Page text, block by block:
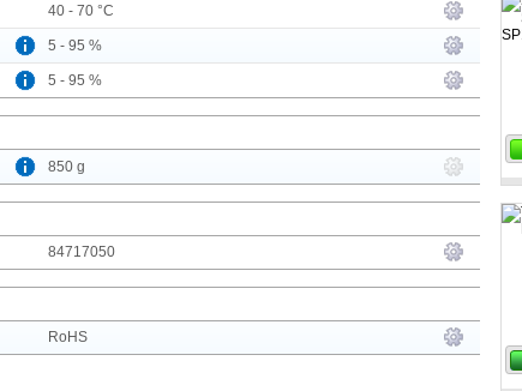
40 - 70 °C
5 - 95 %
5 - 95 %
850 g
84717050
RoHS